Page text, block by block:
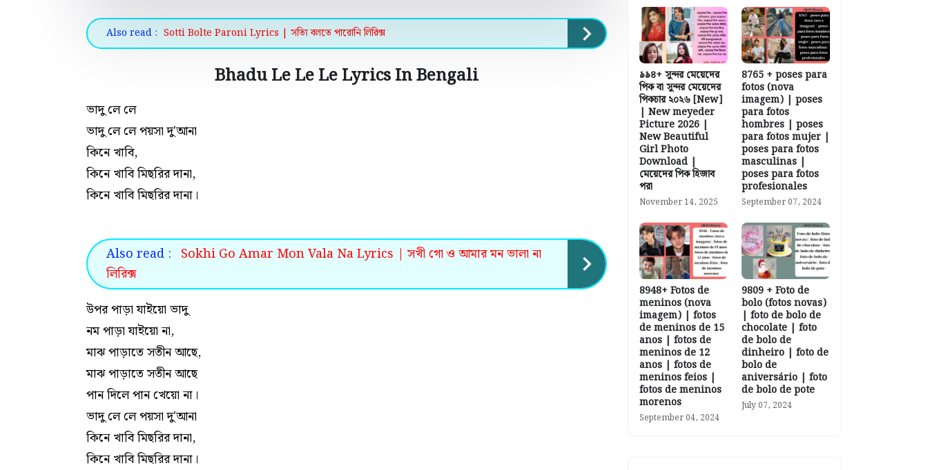
Also read : Sotti Bolte Paroni Lyrics | সত্যি বলতে পারোনি লিরিক্স
Bhadu Le Le Le Lyrics In Bengali
ভাদু লে লে
ভাদু লে লে পয়সা দু'আনা
কিনে খাবি,
কিনে খাবি মিছরির দানা,
কিনে খাবি মিছরির দানা।
Also read : Sokhi Go Amar Mon Vala Na Lyrics | সখী গো ও আমার মন ভালা না
লিরিক্স
উপর পাড়া যাইয়ো ভাদু
নম পাড়া যাইয়ো না,
মাঝ পাড়াতে সতীন আছে,
মাঝ পাড়াতে সতীন আছে
পান দিলে পান খেয়ো না।
ভাদু লে লে পয়সা দু'আনা
কিনে খাবি মিছরির দানা,
কিনে খাবি মিছরির দানা।
৯৯৪+ সুন্দর মেয়েদের
পিক বা সুন্দর মেয়েদের
পিকচার ২০২৬ [New]
| New meyeder
Picture 2026 |
New Beautiful
Girl Photo
Download |
মেয়েদের পিক হিজাব
পরা
November 14, 2025
8765 + poses para
fotos (nova
imagem) | poses
para fotos
hombres | poses
para fotos mujer |
poses para fotos
masculinas |
poses para fotos
profesionales
September 07, 2024
8948+ Fotos de
meninos (nova
imagem) | fotos
de meninos de 15
anos | fotos de
meninos de 12
anos | fotos de
meninos feios |
fotos de meninos
morenos
September 04, 2024
9809 + Foto de
bolo (fotos novas)
| foto de bolo de
chocolate | foto
de bolo de
dinheiro | foto de
bolo de
aniversário | foto
de bolo de pote
July 07, 2024